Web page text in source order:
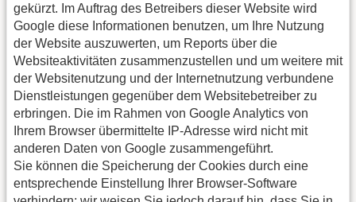
gekürzt. Im Auftrag des Betreibers dieser Website wird
Google diese Informationen benutzen, um Ihre Nutzung
der Website auszuwerten, um Reports über die
Websiteaktivitäten zusammenzustellen und um weitere mit
der Websitenutzung und der Internetnutzung verbundene
Dienstleistungen gegenüber dem Websitebetreiber zu
erbringen. Die im Rahmen von Google Analytics von
Ihrem Browser übermittelte IP-Adresse wird nicht mit
anderen Daten von Google zusammengeführt.
Sie können die Speicherung der Cookies durch eine
entsprechende Einstellung Ihrer Browser-Software